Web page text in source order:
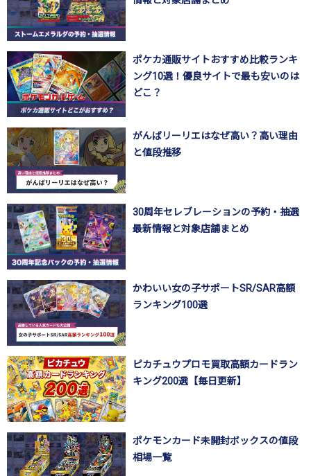
ポケカ通販サイトおすすめ比較ランキ
ング10選！優良サイトで最も安いのは
どこ？
がんばリーリエはなぜ高い？高い理由
と値段推移
30周年セレブレーションの予約・抽選
最新情報と対象店舗まとめ
かわいい女の子サポートSR/SAR高額
ランキング100選
ピカチュウプロモ買取高額カードラン
キング200選【毎日更新】
ポケモンカード未開封ボックスの値段
相場一覧